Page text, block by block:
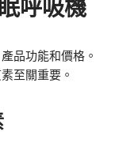
呼吸機
品功能和價格。
至關重要。